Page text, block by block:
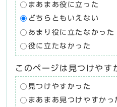
まあまあ役に立った
どちらともいえない
あまり役に立たなかった
役に立たなかった
このページは見つけやす
見つけやすかった
まあまあ見つけやすかっ